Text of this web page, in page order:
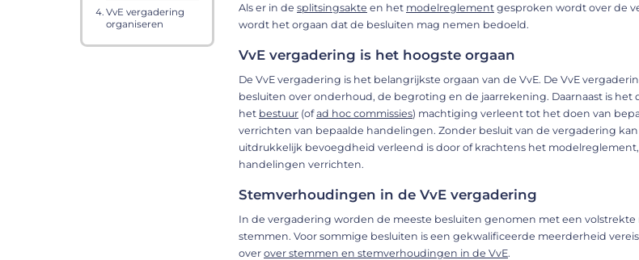
VvE vergadering
organiseren
Als er in de splitsingsakte en het modelreglement gesproken wordt over de
wordt het orgaan dat de besluiten mag nemen bedoeld.
VvE vergadering is het hoogste orgaan
De VvE vergadering is het belangrijkste orgaan van de VvE. De VvE
besluiten over onderhoud, de begroting en de jaarrekening. Daarnaast is het
het bestuur (ofad hoc commissies) machtiging verleent tot het doen van
verrichten van bepaalde handelingen. Zonder besluit van de vergadering
uitdrukkelijk bevoegdheid verleend is door of krachtens het
handelingen verrichten.
Stemverhoudingen in de VvE vergadering
In de vergadering worden de meeste besluiten genomen met een
stemmen. Voor sommige besluiten is een gekwalificeerde meerderheid
over over stemmen en stemverhoudingen in de VvE.